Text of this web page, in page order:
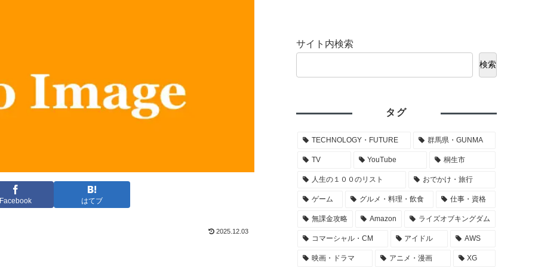
Facebook はてブ
2025.12.03
サイト内検索
検索
タグ
TECHNOLOGY・FUTURE 群馬県・GUNMA
TV YouTube 桐生市
人生の１００のリスト おでかけ・旅行
ゲーム グルメ・料理・飲食 仕事・資格
無課金攻略 Amazon ライズオブキングダム
コマーシャル・CM アイドル AWS
映画・ドラマ アニメ・漫画 XG